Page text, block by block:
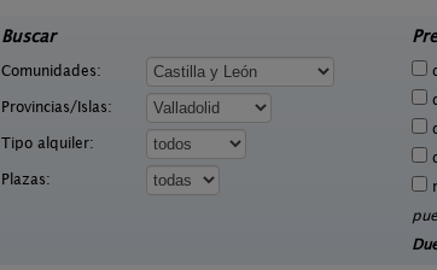
Buscar
Comunidades:
Provincias/Islas:
Tipo alquiler:
Plazas: